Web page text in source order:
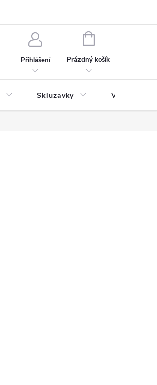
Přihlášení
NÁKUPNÍ
Prázdný košík
Skluzavky Veřejná